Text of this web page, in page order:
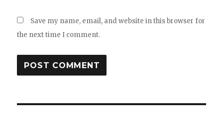
Save my name, email, and website in this browser for
the next time I comment.